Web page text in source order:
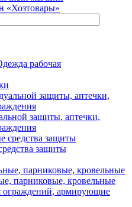
«Хозтовары»
рабочая
защиты, аптечки,
защиты
парниковые, кровельные